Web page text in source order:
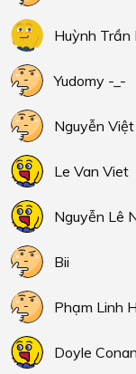
Huỳnh Trần
Yudomy -_-
Nguyễn
Le Van Viet
Nguyễn Lê
Bii
Phạm Linh
Doyle Conan